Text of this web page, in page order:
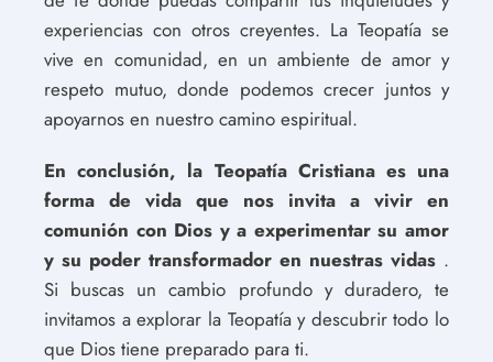
experiencias con otros creyentes. La Teopatía se
vive en comunidad, en un ambiente de amor y
respeto mutuo, donde podemos crecer juntos y
apoyarnos en nuestro camino espiritual.
En conclusión, la Teopatía Cristiana es una
forma de vida que nos invita a vivir en
comunión con Dios y a experimentar su amor
y su poder transformador en nuestras vidas .
Si buscas un cambio profundo y duradero, te
invitamos a explorar la Teopatía y descubrir todo lo
que Dios tiene preparado para ti.